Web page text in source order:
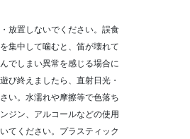
放置しないでください。誤食
集中して噛むと、笛が壊れて
でしまい異常を感じる場合に
び終えましたら、直射日光・
い。水濡れや摩擦等で色落ち
ジン、アルコールなどの使用
てください。プラスティック